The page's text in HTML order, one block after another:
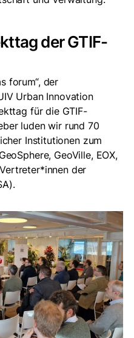
der GTIF-
forum“, der
Urban Innovation
für die GTIF-
luden wir rund 70
Institutionen zum
GeoVille, EOX,
der